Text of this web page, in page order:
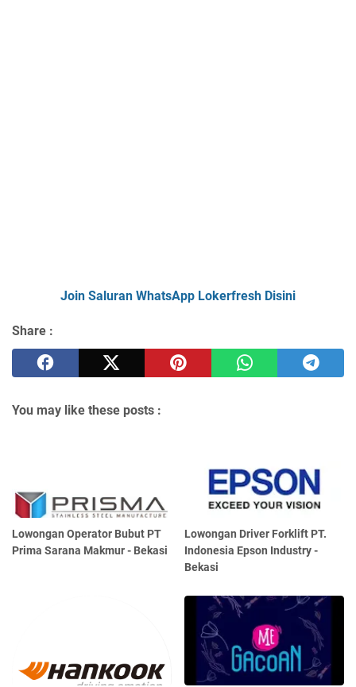
Join Saluran WhatsApp Lokerfresh Disini
Share :
You may like these posts :
Lowongan Operator Bubut PT
Prima Sarana Makmur - Bekasi
Lowongan Driver Forklift PT.
Indonesia Epson Industry -
Bekasi